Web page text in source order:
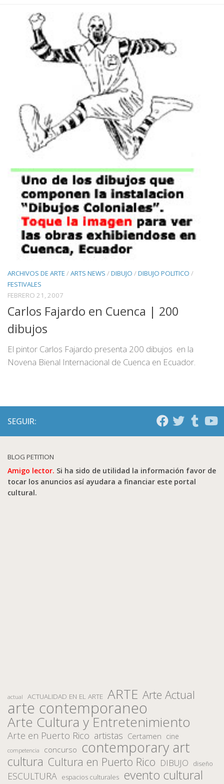
ARCHIVOS DE ARTE /ARTS NEWS /DIBUJO /DIBUJO POLITICO /
FESTIVALES
FEBRERO 21, 2007
Carlos Fajardo en Cuenca | 200
dibujos
El pintor Carlos Fajardo presenta 200 dibujos en la
Novena Bienal Internacional de Cuenca en Ecuador.
SEGUIR:
BLOG PETITION
Amigo lector. Si ha sido de utilidad la información favor de
tocar los anuncios así ayudara a financiar este portal
cultural.
actual ACTUALIDAD EN EL ARTE ARTE Arte Actual
arte contemporaneo
Arte Cultura y Entretenimiento
Arte en Puerto Rico artistas Certamen cine
competencia concurso contemporary art
cultura Cultura en Puerto Rico DIBUJO diseño
ESCULTURA espacios culturales evento cultural